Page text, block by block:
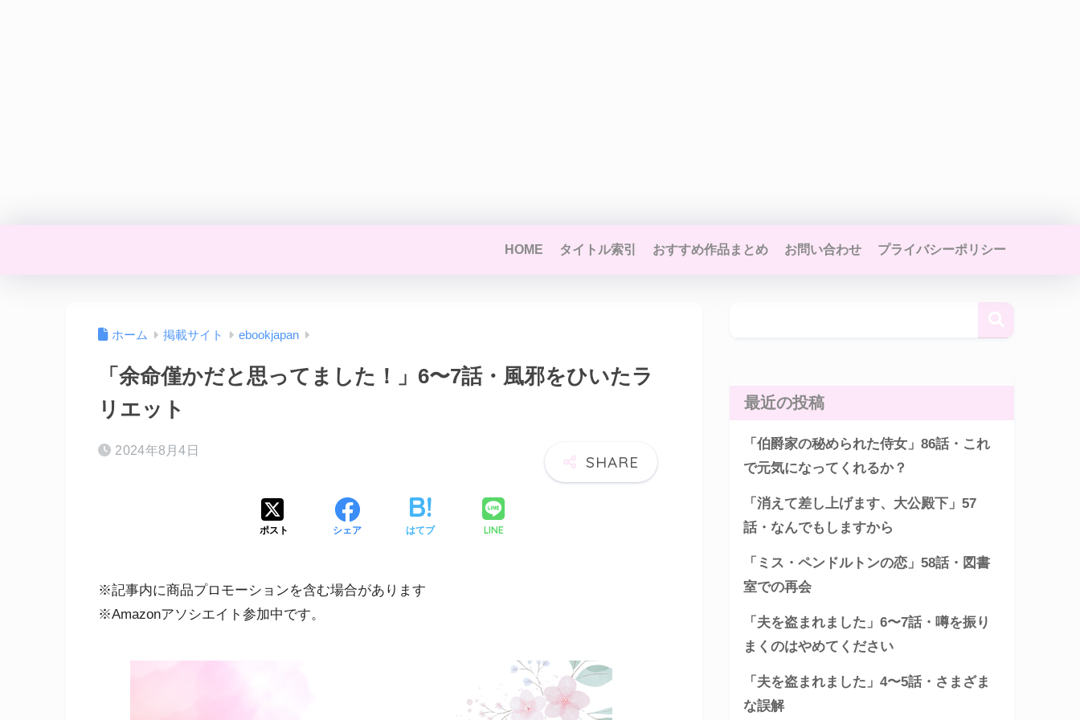
HOME タイトル索引 おすすめ作品まとめ お問い合わせ プライバシーポリシー
ホーム 掲載サイト ebookjapan
「余命僅かだと思ってました！」6〜7話・風邪をひいたラ
リエット
2024年8月4日
ポスト シェア はてブ LINE
※記事内に商品プロモーションを含む場合があります
※Amazonアソシエイト参加中です。
最近の投稿
「伯爵家の秘められた侍女」86話・これ
で元気になってくれるか？
「消えて差し上げます、大公殿下」57
話・なんでもしますから
「ミス・ペンドルトンの恋」58話・図書
室での再会
「夫を盗まれました」6〜7話・噂を振り
まくのはやめてください
「夫を盗まれました」4〜5話・さまざま
な誤解